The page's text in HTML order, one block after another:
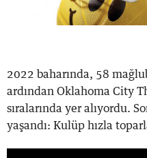
2022 baharında, 58
ardından Oklahoma City
sıralarında yer alıyordu.
yaşandı: Kulüp hızla